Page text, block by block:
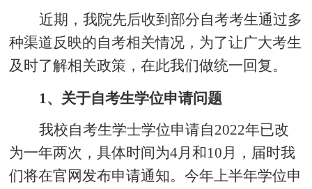
近期，我院先后收到部分自考考生通过多
种渠道反映的自考相关情况，为了让广大考生
及时了解相关政策，在此我们做统一回复。
1、关于自考生学位申请问题
我校自考生学士学位申请自2022年已改
为一年两次，具体时间为4月和10月，届时我
们将在官网发布申请通知。今年上半年学位申